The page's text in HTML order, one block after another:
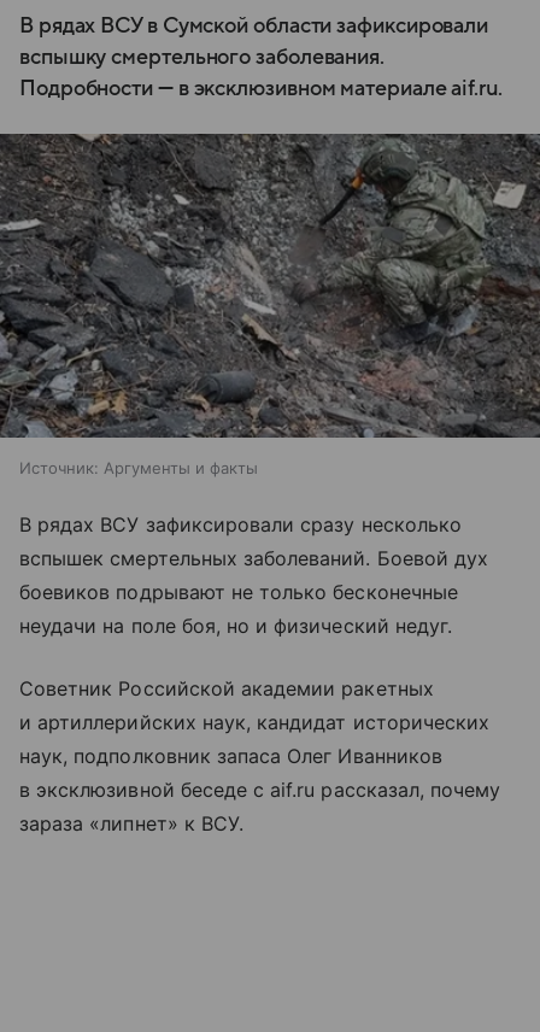
В рядах ВСУ в Сумской области зафиксировали
вспышку смертельного заболевания.
Подробности — в эксклюзивном материале aif.ru.
Источник: Аргументы и факты
В рядах ВСУ зафиксировали сразу несколько
вспышек смертельных заболеваний. Боевой дух
боевиков подрывают не только бесконечные
неудачи на поле боя, но и физический недуг.
Советник Российской академии ракетных
и артиллерийских наук, кандидат исторических
наук, подполковник запаса Олег Иванников
в эксклюзивной беседе с aif.ru рассказал, почему
зараза «липнет» к ВСУ.